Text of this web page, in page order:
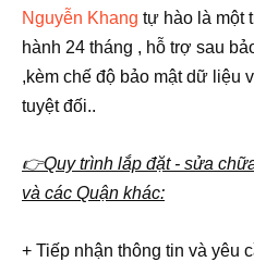
Nguyễn Khang tự hào là một
hành 24 tháng , hỗ trợ sau
,kèm chế độ bảo mật dữ liệu
tuyệt đối..
👉Quy trình lắp đặt - sửa
và các Quận khác:
+ Tiếp nhận thông tin và yêu